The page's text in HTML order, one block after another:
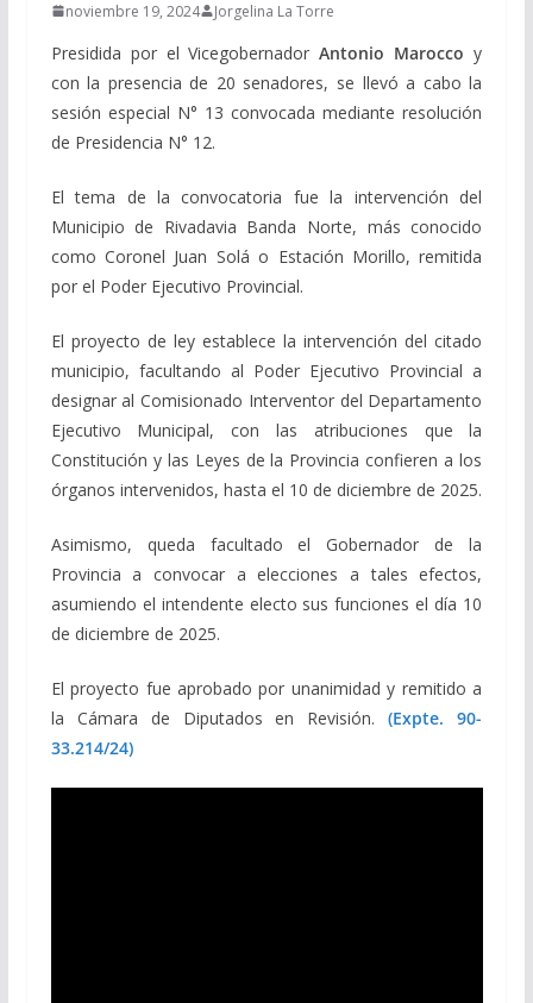
noviembre 19, 2024 Jorgelina La Torre
Presidida por el VicegobernadorAntonio Marocco y
con la presencia de 20 senadores, se llevó a cabo la
sesión especial N° 13 convocada mediante resolución
de Presidencia N° 12.
El tema de la convocatoria fue la intervención del
Municipio de Rivadavia Banda Norte, más conocido
como Coronel Juan Solá o Estación Morillo, remitida
por el Poder Ejecutivo Provincial.
El proyecto de ley establece la intervención del citado
municipio, facultando al Poder Ejecutivo Provincial a
designar al Comisionado Interventor del Departamento
Ejecutivo Municipal, con las atribuciones que la
Constitución y las Leyes de la Provincia confieren a los
órganos intervenidos, hasta el 10 de diciembre de 2025.
Asimismo, queda facultado el Gobernador de la
Provincia a convocar a elecciones a tales efectos,
asumiendo el intendente electo sus funciones el día 10
de diciembre de 2025.
El proyecto fue aprobado por unanimidad y remitido a
la Cámara de Diputados en Revisión.(Expte. 90-
33.214/24)